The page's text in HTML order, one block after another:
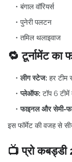
बंगाल वॉरियर्स
पुनेरी पलटन
तमिल थलाइवाज
🔁 टूर्नामेंट का
लीग स्टेज: हर टीम
प्लेऑफ: टॉप 6 टीमें
फाइनल और सेमी-
इस फॉर्मेट की वजह से
📺 प्रो